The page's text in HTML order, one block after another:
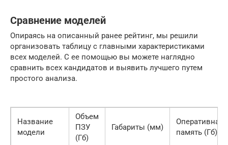
Сравнение моделей
Опираясь на описанный ранее рейтинг, мы решили
организовать таблицу с главными характеристиками
всех моделей. С ее помощью вы можете наглядно
сравнить всех кандидатов и выявить лучшего путем
простого анализа.
Название
модели
Объем
ПЗУ
(Гб)
Габариты (мм)
Оперативная
память (Гб)